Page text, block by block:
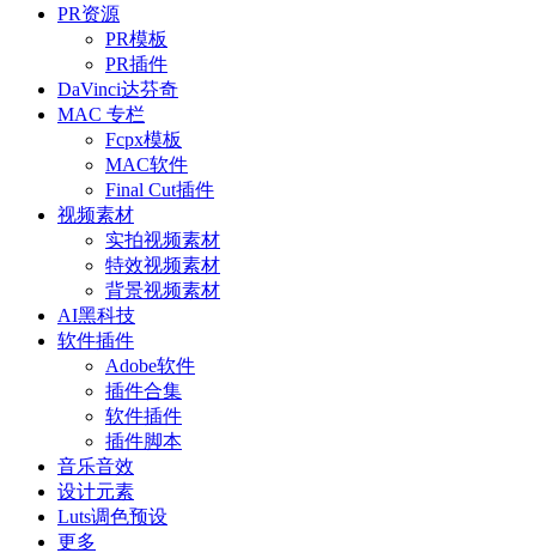
PR资源
PR模板
PR插件
DaVinci达芬奇
MAC 专栏
Fcpx模板
MAC软件
Final Cut插件
视频素材
实拍视频素材
特效视频素材
背景视频素材
AI黑科技
软件插件
Adobe软件
插件合集
软件插件
插件脚本
音乐音效
设计元素
Luts调色预设
更多